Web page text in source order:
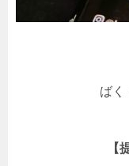
ばく
【